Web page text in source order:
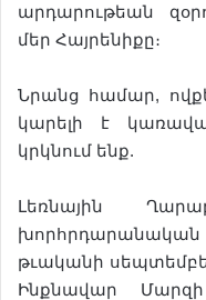
արդարութեան
մեր Հայրենիքը։
Նրանց համար,
կարելի է
կրկնում ենք.
Լեռնային
խորհրդարանական
թւականի
Ինքնավար